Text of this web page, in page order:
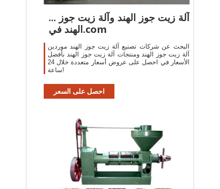
... آلة زيت جوز الهند وآلة زيت جوز
الهند في.com
البحث عن شركات تصنيع آلة زيت جوز الهند موردين
آلة زيت جوز الهند ومنتجات آلة زيت جوز الهند بأفضل
الأسعار في احصل على عروض أسعار متعددة خلال 24
ساعة!
احصل على السعر